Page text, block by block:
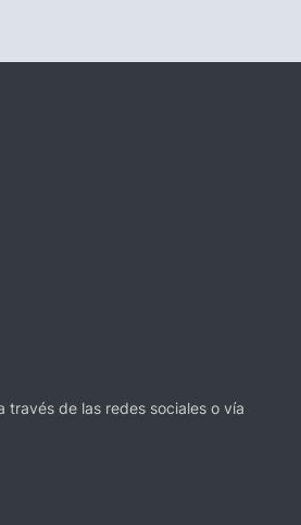
través de las redes sociales o vía